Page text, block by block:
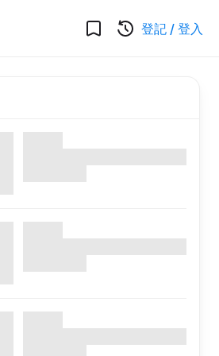
登記 / 登入